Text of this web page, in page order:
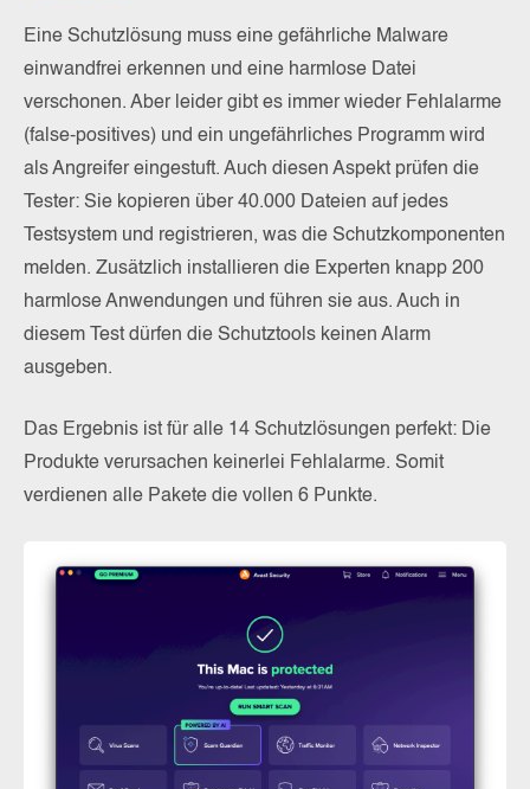
Eine Schutzlösung muss eine gefährliche Malware
einwandfrei erkennen und eine harmlose Datei
verschonen. Aber leider gibt es immer wieder Fehlalarme
(false-positives) und ein ungefährliches Programm wird
als Angreifer eingestuft. Auch diesen Aspekt prüfen die
Tester: Sie kopieren über 40.000 Dateien auf jedes
Testsystem und registrieren, was die Schutzkomponenten
melden. Zusätzlich installieren die Experten knapp 200
harmlose Anwendungen und führen sie aus. Auch in
diesem Test dürfen die Schutztools keinen Alarm
ausgeben.
Das Ergebnis ist für alle 14 Schutzlösungen perfekt: Die
Produkte verursachen keinerlei Fehlalarme. Somit
verdienen alle Pakete die vollen 6 Punkte.